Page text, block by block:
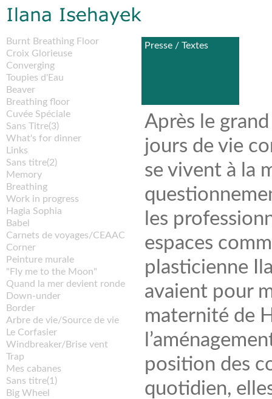
Burnt Breathing Floor
Croix Glorieuse
Converging
Toupies d'Eau
Beaver
Breathing floor
Cuvée Spéciale
Sans Titre(3)
What's for dinner
Links
Sans titre(2)
Memory
Breathing
Work in progress
Hagia Sophia
Babel
Carnets de voyages/CEAAC
Corner
Peinture murale
"Fly me to the Moon"
Quand la mer devient ronde
Down-under
Border
Arbre de vie/Source de vie
Le Corfasier
Windbreaker/Brise vent
Trap
Mes cabanes
Sans titre(1)
Big Wheel
Presse / Textes
Après le
jours de vie
se vivent à la
les
espaces
plasticienne
avaient pour
maternité de
position des
quotidien,